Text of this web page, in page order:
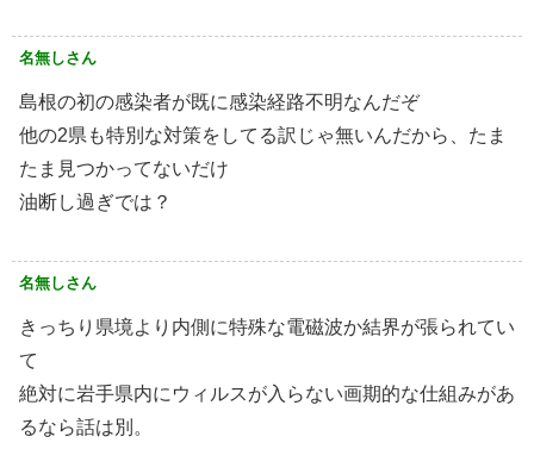
名無しさん
島根の初の感染者が既に感染経路不明なんだぞ
他の2県も特別な対策をしてる訳じゃ無いんだから、たま
たま見つかってないだけ
油断し過ぎでは？
名無しさん
きっちり県境より内側に特殊な電磁波か結界が張られてい
て
絶対に岩手県内にウィルスが入らない画期的な仕組みがあ
るなら話は別。